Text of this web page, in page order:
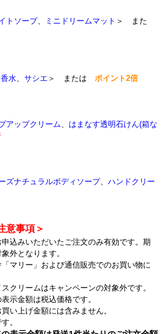
トソープ、 ミニドリームマット ＞ また
水、 サシエ ＞ または ポイント2倍
アップクリーム、 はまなす透明石けん(箱な
ズナチュラルボディソープ、 ハンドクリー
意事項＞
込みいただいたご注文のみ有効です。期
外となります。
マリー」および通信販売でのお買い物に
クリームはキャンペーンの対象外です。
示金額は税込価格です。
い上げ金額には含みません。
。